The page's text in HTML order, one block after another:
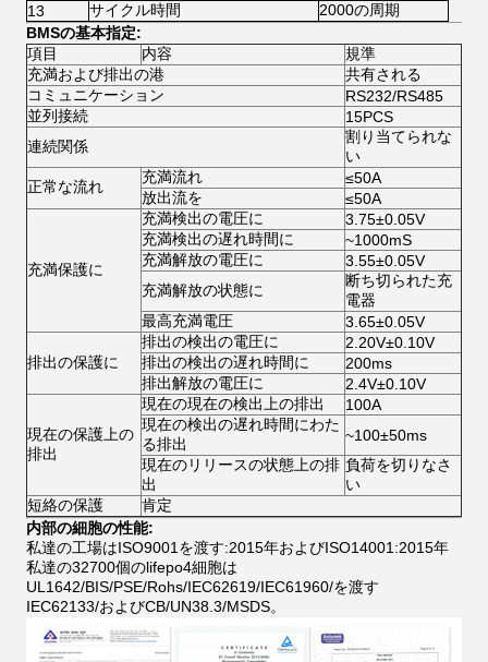
13
サイクル時間
2000の周期
BMSの基本指定:
項目
内容
規準
充満および排出の港
共有される
コミュニケーション
RS232/RS485
並列接続
15PCS
連続関係
割り当てられな
い
正常な流れ
充満流れ
≤50A
放出流を
≤50A
充満保護に
充満検出の電圧に
3.75±0.05V
充満検出の遅れ時間に
~1000mS
充満解放の電圧に
3.55±0.05V
充満解放の状態に
断ち切られた充
電器
最高充満電圧
3.65±0.05V
排出の保護に
排出の検出の電圧に
2.20V±0.10V
排出の検出の遅れ時間に
200ms
排出解放の電圧に
2.4V±0.10V
現在の保護上の
排出
現在の現在の検出上の排出
100A
現在の検出の遅れ時間にわた
る排出
~100±50ms
現在のリリースの状態上の排
出
負荷を切りなさ
い
短絡の保護
肯定
内部の細胞の性能:
私達の工場はISO9001を渡す:2015年およびISO14001:2015年
私達の32700個のlifepo4細胞は
UL1642/BIS/PSE/Rohs/IEC62619/IEC61960/を渡す
IEC62133/およびCB/UN38.3/MSDS。